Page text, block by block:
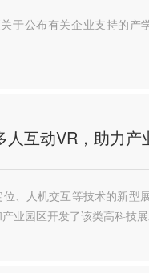
于公布有关企业支持的
互动VR，助力产
、人机交互等技术的新型
业园区开发了该类高科技展